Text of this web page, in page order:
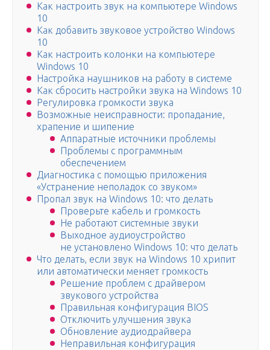
Как настроить звук на компьютере Windows
10
Как добавить звуковое устройство Windows
10
Как настроить колонки на компьютере
Windows 10
Настройка наушников на работу в системе
Как сбросить настройки звука на Windows 10
Регулировка громкости звука
Возможные неисправности: пропадание,
храпение и шипение
Аппаратные источники проблемы
Проблемы с программным
обеспечением
Диагностика с помощью приложения
«Устранение неполадок со звуком»
Пропал звук на Windows 10: что делать
Проверьте кабель и громкость
Не работают системные звуки
Выходное аудиоустройство
не установлено Windows 10: что делать
Что делать, если звук на Windows 10 хрипит
или автоматически меняет громкость
Решение проблем с драйвером
звукового устройства
Правильная конфигурация BIOS
Отключить улучшения звука
Обновление аудиодрайвера
Неправильная конфигурация